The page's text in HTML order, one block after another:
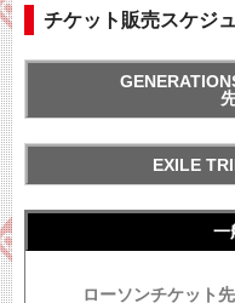
チケット販売スケジ
EXILE
一
ローソンチケット